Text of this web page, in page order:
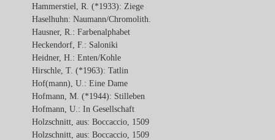
Hammerstiel, R. (*1933): Ziege
Haselhuhn: Naumann/Chromolith.
Hausner, R.: Farbenalphabet
Heckendorf, F.: Saloniki
Heidner, H.: Enten/Kohle
Hirschle, T. (*1963): Tatlin
Hof(mann), U.: Eine Dame
Hofmann, M. (*1944): Stilleben
Hofmann, U.: In Gesellschaft
Holzschnitt, aus: Boccaccio, 1509
Holzschnitt, aus: Boccaccio, 1509